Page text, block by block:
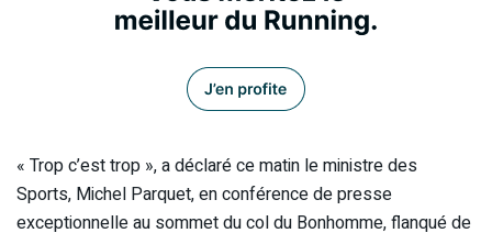
« Trop c’est trop », a déclaré ce matin le ministre des
Sports, Michel Parquet, en conférence de presse
exceptionnelle au sommet du col du Bonhomme, flanqué de